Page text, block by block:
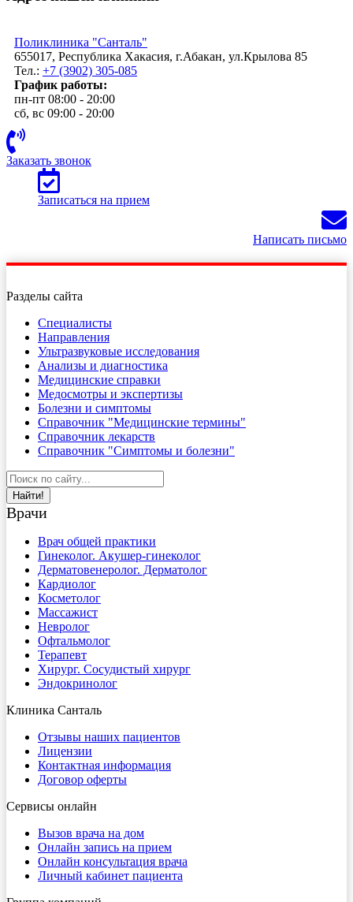
Поликлиника "Санталь"
655017, Республика Хакасия, г.Абакан, ул.Крылова 85
Тел.: +7 (3902) 305-085
График работы:
пн-пт 08:00 - 20:00
сб, вс 09:00 - 20:00
Заказать звонок
Записаться на прием
Написать письмо
Разделы сайта
Специалисты
Направления
Ультразвуковые исследования
Анализы и диагностика
Медицинские справки
Медосмотры и экспертизы
Болезни и симптомы
Справочник "Медицинские термины"
Справочник лекарств
Справочник "Симптомы и болезни"
Найти!
Врачи
Врач общей практики
Гинеколог. Акушер-гинеколог
Дерматовенеролог. Дерматолог
Кардиолог
Косметолог
Массажист
Невролог
Офтальмолог
Терапевт
Хирург. Сосудистый хирург
Эндокринолог
Клиника Санталь
Отзывы наших пациентов
Лицензии
Контактная информация
Договор оферты
Сервисы онлайн
Вызов врача на дом
Онлайн запись на прием
Онлайн консультация врача
Личный кабинет пациента